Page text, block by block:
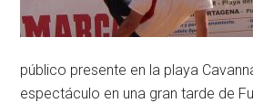
público presente en la playa
espectáculo en una gran tarde de